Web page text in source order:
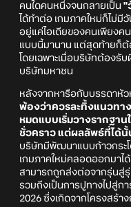
คนใดคนหนึ่งจนกลายเป็น "
ได้ทำต่อ เกมภาคใหม่ก็ไม่มี
อยู่แค่ไอเดียของคนเพียงค
แบบนี้มานาน แต่สุดท้ายก็
โดยเฉพาะเมื่อบริษัทต้องรั
บริษัทมหาชน
หลังจากหารือกับบรรดาหั
พ้องว่าควรละทิ้งแนวทาง
หมดแบบเริ่มวางรากฐาน
ชั่วคราว แต่ผลลัพธ์ที่ได้
บริษัทมีพัฒนาแบบก้าวกระโ
เกมภาคใหม่คลอดออกมา
สามารถถูกส่งต่อจากรุ่นสู่
รวมถึงเป็นการปูทางไปสู่ก
2026 ซึ่งเกิดจากโครงสร้า